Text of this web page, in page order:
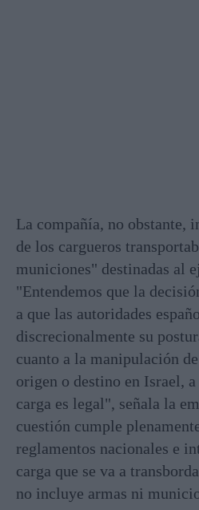
La compañía, no obstante,
de los cargueros
municiones" destinadas al
"Entendemos que la
a que las autoridades
discrecionalmente su
cuanto a la manipulación
origen o destino en Israel,
carga es legal", señala la
cuestión cumple
reglamentos nacionales e
carga que se va a
no incluye armas ni